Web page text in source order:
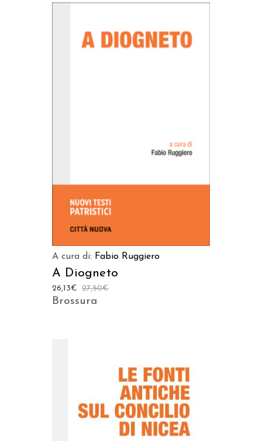
A cura di: Fabio Ruggiero
A Diogneto
27,50€
26,13€
Brossura